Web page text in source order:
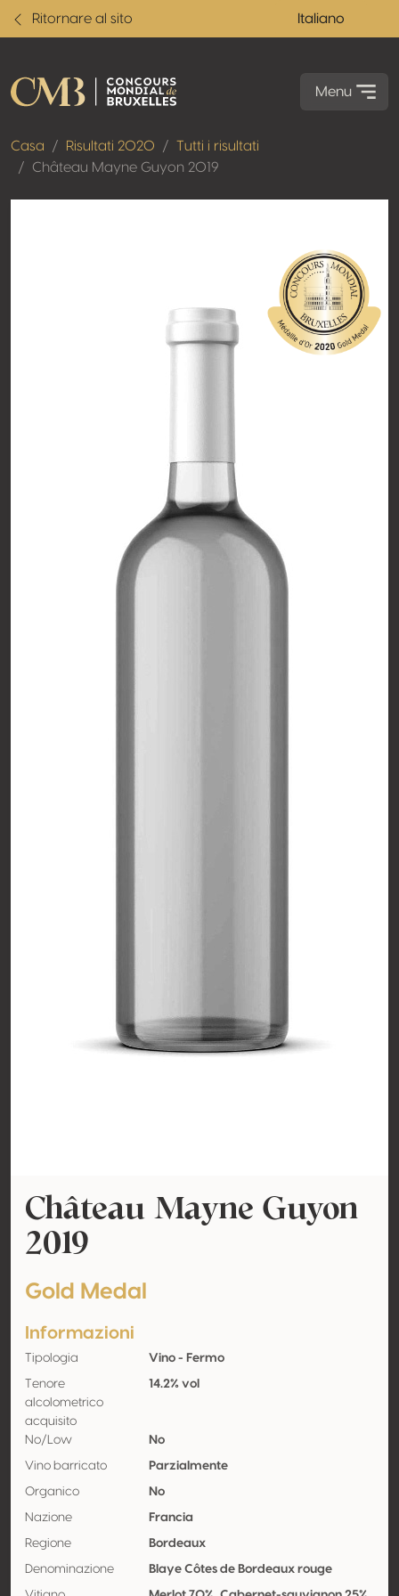
Ritornare al sito Italiano
Menu
Casa Risultati 2020
Tutti i risultati
Château Mayne Guyon 2019
Château Mayne Guyon
2019
Gold Medal
Informazioni
Tipologia Vino - Fermo
Tenore
alcolometrico
acquisito
14.2% vol
No/Low No
Vino barricato Parzialmente
Organico No
Nazione Francia
Regione Bordeaux
Denominazione Blaye Côtes de Bordeaux rouge